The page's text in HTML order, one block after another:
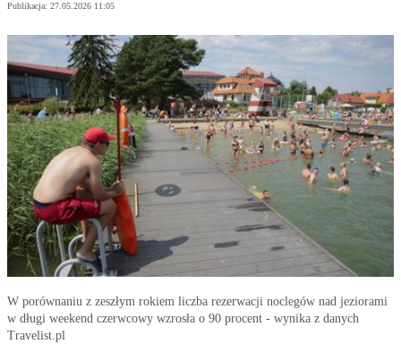
Publikacja: 27.05.2026 11:05
W porównaniu z zeszłym rokiem liczba rezerwacji noclegów nad jeziorami
w długi weekend czerwcowy wzrosła o 90 procent - wynika z danych
Travelist.pl